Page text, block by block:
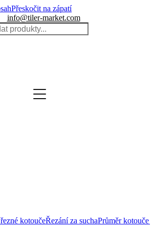
Přeskočit na zápatí
info@tiler-market.com
kotoučeŘezání za suchaPrůměr kotouče